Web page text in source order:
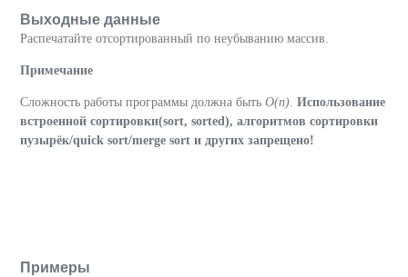
Выходные данные
Распечатайте отсортированный по неубыванию массив.
Примечание
Сложность работы программы должна быть O(n). Использование
встроенной сортировки(sort, sorted), алгоритмов сортировки
пузырёк/quick sort/merge sort и других запрещено!
Примеры